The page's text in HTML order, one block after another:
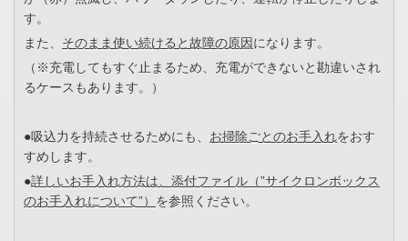
す。
また、 そのまま使い続けると故障の原因になります。
（※充電してもすぐ止まるため、充電ができないと勘違いされ
るケースもあります。）
●吸込力を持続させるためにも、 お掃除ごとのお手入れをおす
すめします。
●詳しいお手入れ方法は、添付ファイル（”サイクロンボックス
のお手入れについて”） を参照ください。